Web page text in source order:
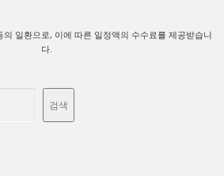
일환으로, 이에 따른 일정액의 수수료를 제공받습니
다.
검색